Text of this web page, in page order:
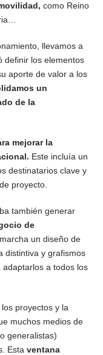
como Reino
llevamos a
definir los elementos
aporte de valor a los
un
de la
mejorar la
Este incluía un
destinatarios clave y
proyecto.
también generar
de
un diseño de
distintiva y grafismos
a todos los
proyectos y la
muchos medios de
generalistas)
Estaventana